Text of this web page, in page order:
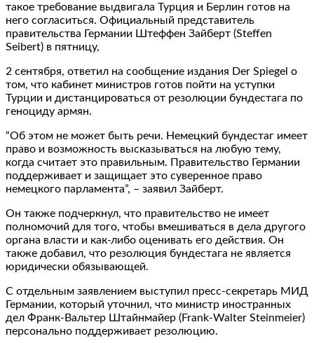
такое требование выдвигала Турция и Берлин готов на
него согласиться. Официальный представитель
правительства Германии Штеффен Зайберт (Steffen
Seibert) в пятницу,
2 сентября, ответил на сообщение издания Der Spiegel о
том, что кабинет министров готов пойти на уступки
Турции и дистанцироваться от резолюции бундестага по
геноциду армян.
“Об этом не может быть речи. Немецкий бундестаг имеет
право и возможность высказываться на любую тему,
когда считает это правильным. Правительство Германии
поддерживает и защищает это суверенное право
немецкого парламента”, – заявил Зайберт.
Он также подчеркнул, что правительство не имеет
полномочий для того, чтобы вмешиваться в дела другого
органа власти и как-либо оценивать его действия. Он
также добавил, что резолюция бундестага не является
юридически обязывающей.
С отдельным заявлением выступил пресс-секретарь МИД
Германии, который уточнил, что министр иностранных
дел Франк-Вальтер Штайнмайер (Frank-Walter Steinmeier)
персонально поддерживает резолюцию.